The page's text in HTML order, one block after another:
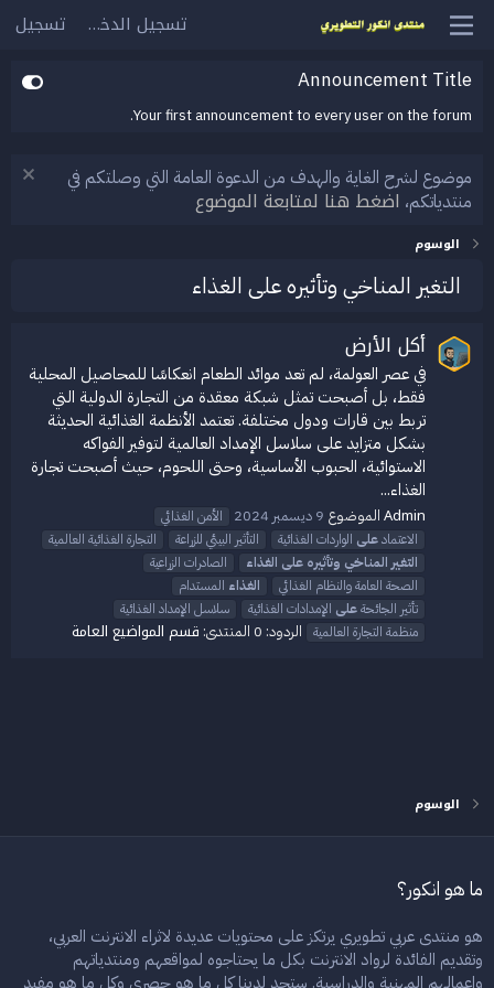
تسجيل الدخول تسجيل
Announcement Title
Your first announcement to every user on the forum.
موضوع لشرح الغاية والهدف من الدعوة العامة التي وصلتكم في
منتدياتكم، اضغط هنا لمتابعة الموضوع
الوسوم
التغير المناخي وتأثيره على الغذاء
أكل الأرض
في عصر العولمة، لم تعد موائد الطعام انعكاسًا للمحاصيل المحلية
فقط، بل أصبحت تمثل شبكة معقدة من التجارة الدولية التي
تربط بين قارات ودول مختلفة. تعتمد الأنظمة الغذائية الحديثة
بشكل متزايد على سلاسل الإمداد العالمية لتوفير الفواكه
الاستوائية، الحبوب الأساسية، وحتى اللحوم، حيث أصبحت تجارة
الغذاء...
Admin الموضوع 9 ديسمبر 2024
الأمن الغذائي
الاعتمادعلى الواردات الغذائية التأثير البيئي للزراعة
التجارة الغذائية العالمية
التغير المناخي وتأثيره على الغذاء
الصادرات الزراعية
الصحة العامة والنظام الغذائي
الغذاء المستدام
تأثير الجائحةعلى الإمدادات الغذائية
سلاسل الإمداد الغذائية
منظمة التجارة العالمية
الردود: 0 المنتدى: قسم المواضيع العامة
الوسوم
ما هو انكور؟
هو منتدى عربي تطويري يرتكز على محتويات عديدة لاثراء الانترنت العربي،
وتقديم الفائدة لرواد الانترنت بكل ما يحتاجوه لمواقعهم ومنتدياتهم
واعمالهم المهنية والدراسية. ستجد لدينا كل ما هو حصري وكل ما هو مفيد